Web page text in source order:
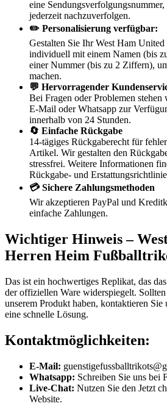
eine
jederzeit nachzuverfolgen.
✏️ Personalisierung verfügbar:
Gestalten Sie Ihr West Ham
individuell mit einem Namen (bis
einer Nummer (bis zu 2 Ziffern),
machen.
💬 Hervorragender
Bei Fragen oder Problemen
E-Mail oder Whatsapp zur
innerhalb von 24 Stunden.
🔄 Einfache Rückgabe
14-tägiges Rückgaberecht für
Artikel. Wir gestalten den
stressfrei. Weitere Informationen
Rückgabe- und
💳 Sichere Zahlungsmethoden
Wir akzeptieren PayPal und
einfache Zahlungen.
Wichtiger Hinweis –
Herren Heim
Das ist ein hochwertiges Replikat, das
der offiziellen Ware widerspiegelt.
unserem Produkt haben, kontaktieren Sie
eine schnelle Lösung.
Kontaktmöglichkeiten:
E-Mail:
Whatsapp: Schreiben Sie uns bei
Live-Chat: Nutzen Sie den Jetzt
Website.